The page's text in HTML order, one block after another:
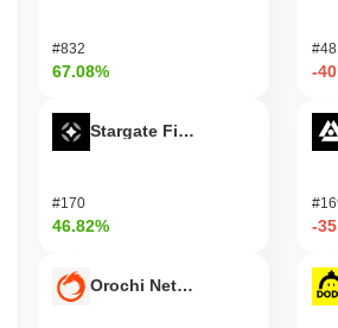
#832
67.08%
Stargate Finance
#170
46.82%
Orochi Network
-
-